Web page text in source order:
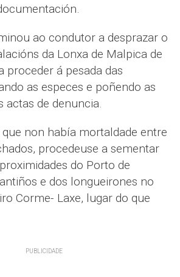
ao condutor a desprazar o
da Lonxa de Malpica de
proceder á pesada das
as especes e poñendo as
actas de denuncia.
non había mortaldade entre
procedeuse a sementar
do Porto de
e dos longueirones no
Corme- Laxe, lugar do que